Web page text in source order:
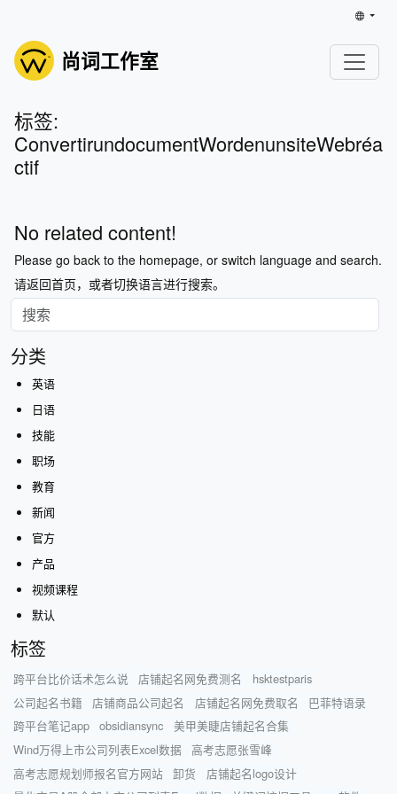
尚词工作室
标签:
ConvertirundocumentWordenunsiteWebréa
ctif
No related content!
Please go back to the homepage, or switch language and search.
请返回首页，或者切换语言进行搜索。
分类
英语
日语
技能
职场
教育
新闻
官方
产品
视频课程
默认
标签
跨平台比价话术怎么说 店铺起名网免费测名
hsktestparis
公司起名书籍
店铺商品公司起名 店铺起名网免费取名
巴菲特语录
跨平台笔记app
obsidiansync
美甲美睫店铺起名合集
Wind万得上市公司列表Excel数据
高考志愿张雪峰
高考志愿规划师报名官方网站
卸货
店铺起名logo设计